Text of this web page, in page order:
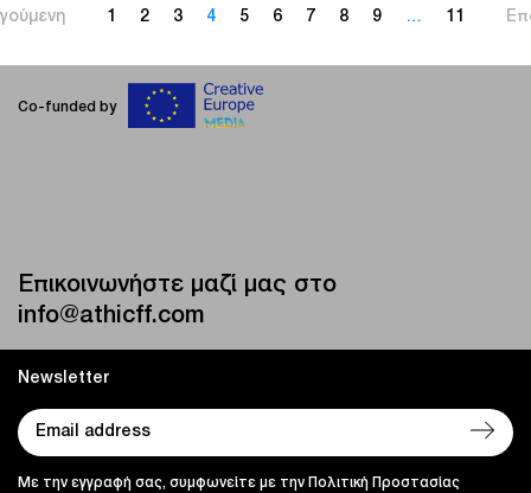
1 2 3 4 5 6 7 8 9 … 11
Co-funded by
Επικοινωνήστε μαζί μας στο
info@athicff.com
Newsletter
Με την εγγραφή σας, συμφωνείτε με την Πολιτική Προστασίας